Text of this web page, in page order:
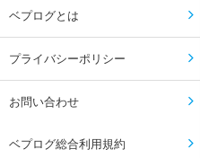
ベプログとは
プライバシーポリシー
お問い合わせ
ベプログ総合利用規約